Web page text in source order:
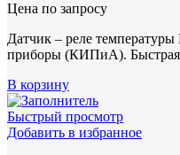
Цена по запросу
Датчик – реле
приборы (КИПиА). Быстрая
В корзину
Быстрый просмотр
Добавить в избранное